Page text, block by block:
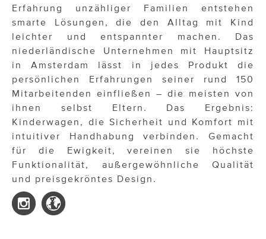
Erfahrung unzähliger Familien entstehen
smarte Lösungen, die den Alltag mit Kind
leichter und entspannter machen. Das
niederländische Unternehmen mit Hauptsitz
in Amsterdam lässt in jedes Produkt die
persönlichen Erfahrungen seiner rund 150
Mitarbeitenden einfließen – die meisten von
ihnen selbst Eltern. Das Ergebnis:
Kinderwagen, die Sicherheit und Komfort mit
intuitiver Handhabung verbinden. Gemacht
für die Ewigkeit, vereinen sie höchste
Funktionalität, außergewöhnliche Qualität
und preisgekröntes Design.